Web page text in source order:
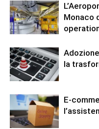
Monaco
la
E-